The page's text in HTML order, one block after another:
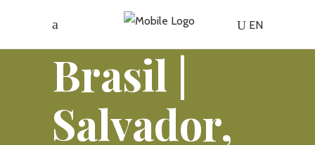
EN
Brasil |
Salvador,